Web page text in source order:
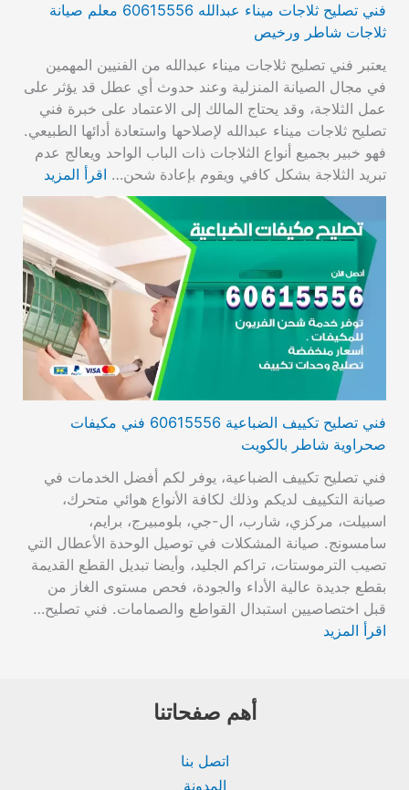
فني تصليح ثلاجات ميناء عبدالله 60615556 معلم صيانة
ثلاجات شاطر ورخيص
يعتبر فني تصليح ثلاجات ميناء عبدالله من الفنيين المهمين
في مجال الصيانة المنزلية وعند حدوث أي عطل قد يؤثر على
عمل الثلاجة، وقد يحتاج المالك إلى الاعتماد على خبرة فني
تصليح ثلاجات ميناء عبدالله لإصلاحها واستعادة أدائها الطبيعي.
فهو خبير بجميع أنواع الثلاجات ذات الباب الواحد ويعالج عدم
تبريد الثلاجة بشكل كافي ويقوم بإعادة شحن… اقرأ المزيد
فني تصليح تكييف الضباعية 60615556 فني مكيفات
صحراوية شاطر بالكويت
فني تصليح تكييف الضباعية، يوفر لكم أفضل الخدمات في
صيانة التكييف لديكم وذلك لكافة الأنواع هوائي متحرك،
اسبيلت، مركزي، شارب، ال-جي، بلومبيرج، برايم،
سامسونج. صيانة المشكلات في توصيل الوحدة الأعطال التي
تصيب الترموستات، تراكم الجليد، وأيضا تبديل القطع القديمة
بقطع جديدة عالية الأداء والجودة، فحص مستوى الغاز من
قبل اختصاصيين استبدال القواطع والصمامات. فني تصليح…
اقرأ المزيد
أهم صفحاتنا
اتصل بنا
المدونة